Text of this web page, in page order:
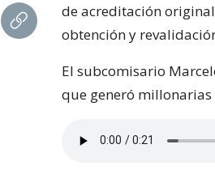
de acreditación
obtención y
El subcomisario
que generó